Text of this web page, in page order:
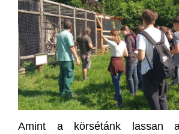
Amint a körsétánk lassan